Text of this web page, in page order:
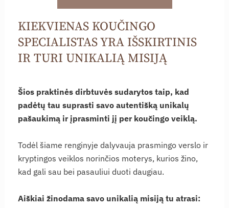
KIEKVIENAS KOUČINGO
SPECIALISTAS YRA IŠSKIRTINIS
IR TURI UNIKALIĄ MISIJĄ
Šios praktinės dirbtuvės sudarytos taip, kad
padėtų tau suprasti savo autentišką unikalų
pašaukimą ir įprasminti jį per koučingo veiklą.
Todėl šiame renginyje dalyvauja prasmingo verslo ir
kryptingos veiklos norinčios moterys, kurios žino,
kad gali sau bei pasauliui duoti daugiau.
Aiškiai žinodama savo unikalią misiją tu atrasi: